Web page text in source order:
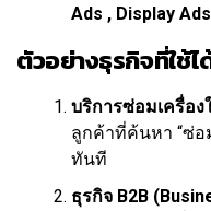
Ads , Display
ตัวอย่างธุรกิจที่ใช้ไ
บริการซ่อมเครื่อง
ลูกค้าที่ค้นหา “ซ่อ
ทันที
ธุรกิจ B2B